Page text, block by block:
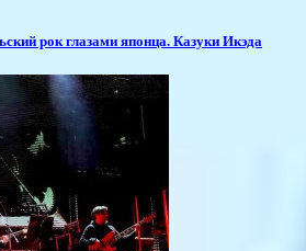
рок глазами японца. Казуки Икэда